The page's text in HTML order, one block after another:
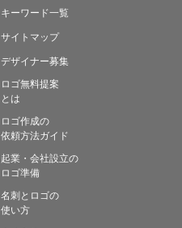
キーワード一覧
サイトマップ
デザイナー募集
ロゴ無料提案
とは
ロゴ作成の
依頼方法ガイド
起業・会社設立の
ロゴ準備
名刺とロゴの
使い方